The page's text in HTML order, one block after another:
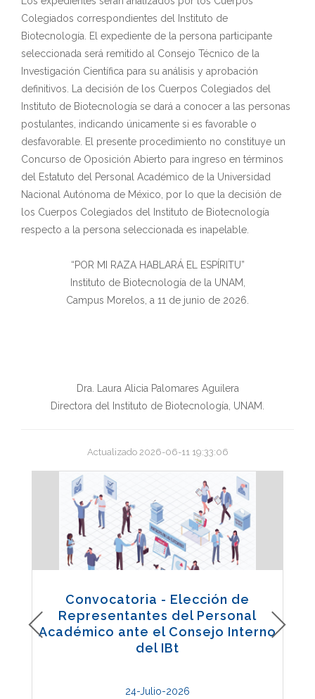
Colegiados correspondientes del Instituto de
Biotecnología. El expediente de la persona participante
seleccionada será remitido al Consejo Técnico de la
Investigación Científica para su análisis y aprobación
definitivos. La decisión de los Cuerpos Colegiados del
Instituto de Biotecnología se dará a conocer a las personas
postulantes, indicando únicamente si es favorable o
desfavorable. El presente procedimiento no constituye un
Concurso de Oposición Abierto para ingreso en términos
del Estatuto del Personal Académico de la Universidad
Nacional Autónoma de México, por lo que la decisión de
los Cuerpos Colegiados del Instituto de Biotecnología
respecto a la persona seleccionada es inapelable.
“POR MI RAZA HABLARÁ EL ESPÍRITU”
Instituto de Biotecnología de la UNAM,
Campus Morelos, a 11 de junio de 2026.
Dra. Laura Alicia Palomares Aguilera
Directora del Instituto de Biotecnología, UNAM.
Actualizado 2026-06-11 19:33:06
Convocatoria - Elección de
Representantes del Personal
Académico ante el Consejo Interno
del IBt
24-Julio-2026